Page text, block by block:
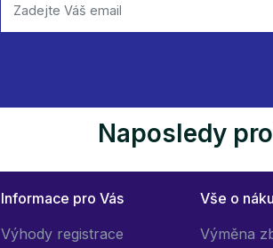
Naposledy
Informace pro Vás
Výhody registrace
Vše o
Výměna